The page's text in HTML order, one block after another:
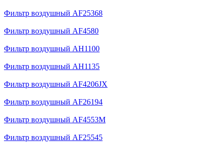
Фильтр воздушный AF25368
Фильтр воздушный AF4580
Фильтр воздушный AH1100
Фильтр воздушный AH1135
Фильтр воздушный AF4206JX
Фильтр воздушный AF26194
Фильтр воздушный AF4553M
Фильтр воздушный AF25545